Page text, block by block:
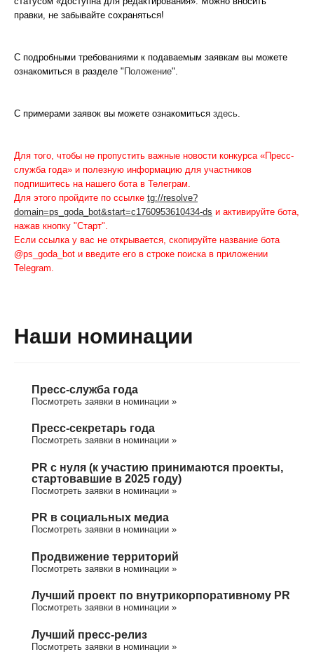
правки, не забывайте сохраняться!
С подробными требованиями к подаваемым заявкам вы можете
ознакомиться в разделе "Положение".
С примерами заявок вы можете ознакомиться здесь
Для того, чтобы не пропустить важные новости конкурса «Пресс-
служба года» и полезную информацию для участников
подпишитесь на нашего бота в Телеграм.
Для этого пройдите по ссылке tg://resolve?
domain=ps_goda_bot&start=c1760953610434-ds и активируйте бота,
нажав кнопку "Старт".
Если ссылка у вас не открывается, скопируйте название бота
@ps_goda_bot и введите его в строке поиска в приложении
Telegram.
Наши номинации
Пресс-служба года
Посмотреть заявки в номинации »
Пресс-секретарь года
Посмотреть заявки в номинации »
PR с нуля (к участию принимаются проекты,
стартовавшие в 2025 году)
Посмотреть заявки в номинации »
PR в социальных медиа
Посмотреть заявки в номинации »
Продвижение территорий
Посмотреть заявки в номинации »
Лучший проект по внутрикорпоративному PR
Посмотреть заявки в номинации »
Лучший пресс-релиз
Посмотреть заявки в номинации »